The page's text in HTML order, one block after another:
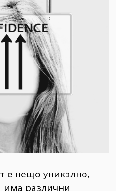
е нещо уникално,
има различни